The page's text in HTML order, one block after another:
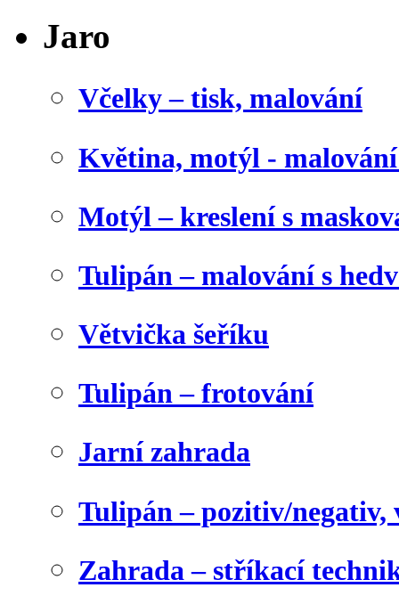
Jaro
Včelky – tisk, malování
Květina, motýl -
Motýl – kreslení s
Tulipán – malování s
Větvička šeříku
Tulipán – frotování
Jarní zahrada
Tulipán – pozitiv/negativ,
Zahrada – stříkací